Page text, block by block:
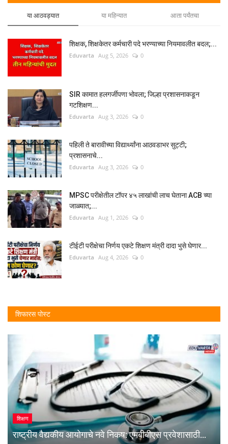
या आठवड्यात या महिन्यात आता पर्यंतचा
शिक्षक, शिक्षकेतर कर्मचारी पदे भरण्याच्या नियमावलीत बदल;...
Eduvarta Aug 5, 2026 0
SIR कामात हलगर्जीपणा भोवला; जिल्हा प्रशासनाकडून
गटशिक्षण...
Eduvarta Aug 3, 2026 0
पहिली ते बारावीच्या विद्यार्थ्यांना आठवडाभर सुट्टी;
प्रशासनाचे...
Eduvarta Aug 3, 2026 0
MPSC परीक्षेतील टॉपर ४५ लाखांची लाच घेताना ACB च्या
जाळ्यात;...
Eduvarta Aug 1, 2026 0
टीईटी परीक्षेचा निर्णय एकटे शिक्षण मंत्री दादा भुसे घेणार...
Eduvarta Aug 4, 2026 0
शिफारस पोस्ट
शिक्षण
राष्ट्रीय वैद्यकीय आयोगाचे नवे निकष: एमबीबीएस प्रवेशासाठी...